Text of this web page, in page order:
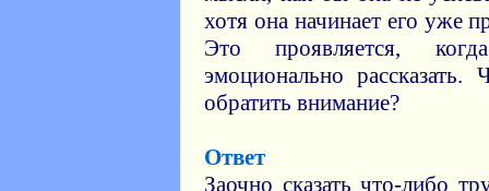
хотя она начинает его уже
Это проявляется,
эмоционально
обратить внимание?
Ответ
Заочно сказать что-либо